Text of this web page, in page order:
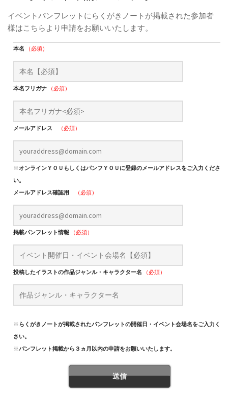
イベントパンフレットにらくがきノートが掲載された参加者
様はこちらより申請をお願いいたします。
本名 （必須）
本名フリガナ （必須）
メールアドレス （必須）
※オンラインＹＯＵもしくはパンフＹＯＵに登録のメールアドレスをご入力くださ
い。
メールアドレス確認用
（必須）
掲載パンフレット情報 （必須）
投稿したイラストの作品ジャンル・キャラクター名 （必須）
※ らくがきノートが掲載されたパンフレットの開催日・イベント会場名をご入力くだ
さい。
※パンフレット掲載から３ヵ月以内の申請をお願いいたします。